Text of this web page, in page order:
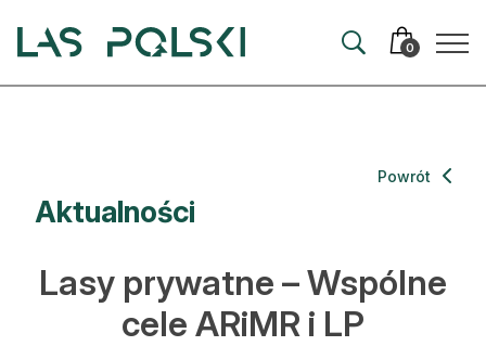
0
Artykuły
Ochrona lasu
Aktualności
Powrót
Lasy prywatne – Wspólne
cele ARiMR i LP